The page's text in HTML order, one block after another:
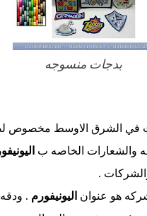
بدجات منسوجه
في الشرق الاوسط مخصوص
والشعارات الخاصه ب
.
هو عنوان اليونيفورم .